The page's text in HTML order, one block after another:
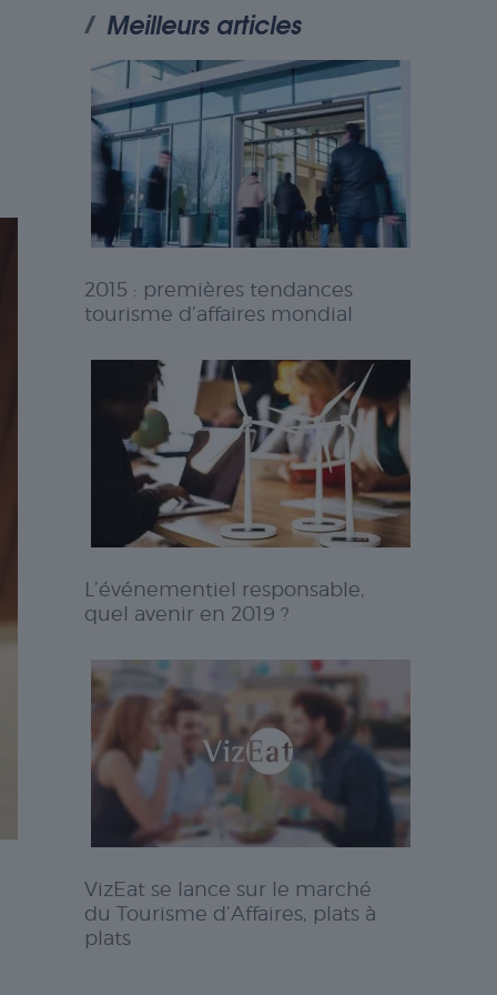
Meilleurs articles
2015 : premières tendances
tourisme d’affaires mondial
L’événementiel responsable,
quel avenir en 2019 ?
VizEat se lance sur le marché
du Tourisme d’Affaires, plats à
plats